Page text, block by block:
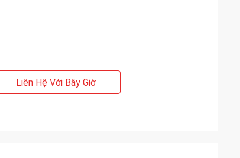
Liên Hệ Với Bây Giờ